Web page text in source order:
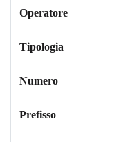
Operatore
Tipologia
Numero
Prefisso